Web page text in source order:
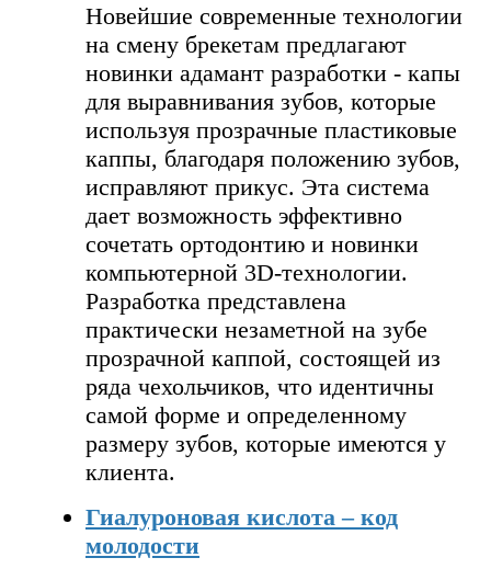
Новейшие современные технологии
на смену брекетам предлагают
новинки адамант разработки - капы
для выравнивания зубов, которые
используя прозрачные пластиковые
каппы, благодаря положению зубов,
исправляют прикус. Эта система
дает возможность эффективно
сочетать ортодонтию и новинки
компьютерной 3D-технологии.
Разработка представлена
практически незаметной на зубе
прозрачной каппой, состоящей из
ряда чехольчиков, что идентичны
самой форме и определенному
размеру зубов, которые имеются у
клиента.
Гиалуроновая кислота – код
молодости